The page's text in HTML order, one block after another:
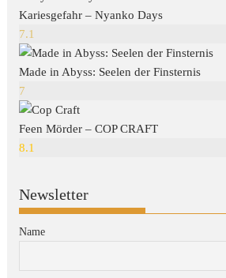
Kariesgefahr – Nyanko Days
7.1
Made in Abyss: Seelen der Finsternis
7
Feen Mörder – COP CRAFT
8.1
Newsletter
Name